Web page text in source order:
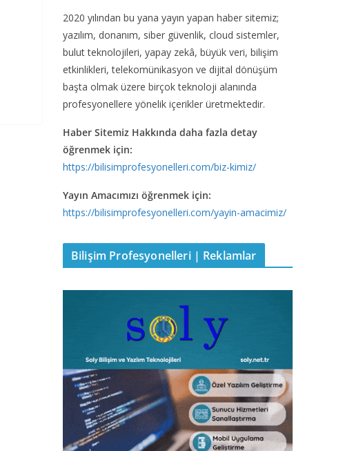
2020 yılından bu yana yayın yapan haber sitemiz;
yazılım, donanım, siber güvenlik, cloud sistemler,
bulut teknolojileri, yapay zekâ, büyük veri, bilişim
etkinlikleri, telekomünikasyon ve dijital dönüşüm
başta olmak üzere birçok teknoloji alanında
profesyonellere yönelik içerikler üretmektedir.
Haber Sitemiz Hakkında daha fazla detay
öğrenmek için:
https://bilisimprofesyonelleri.com/biz-kimiz/
Yayın Amacımızı öğrenmek için:
https://bilisimprofesyonelleri.com/yayin-amacimiz/
Bilişim Profesyonelleri | Reklamlar